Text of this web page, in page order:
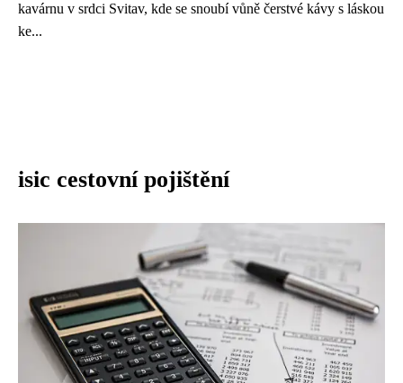
kavárnu v srdci Svitav, kde se snoubí vůně čerstvé kávy s láskou
ke...
isic cestovní pojištění